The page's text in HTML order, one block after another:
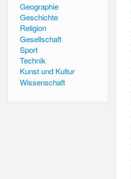
Geographie
Geschichte
Religion
Gesellschaft
Sport
Technik
Kunst und Kultur
Wissenschaft